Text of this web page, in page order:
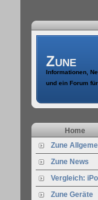
Zune
Informationen,
und ein Forum
Home
Zune
Zune News
Vergleich:
Zune Geräte